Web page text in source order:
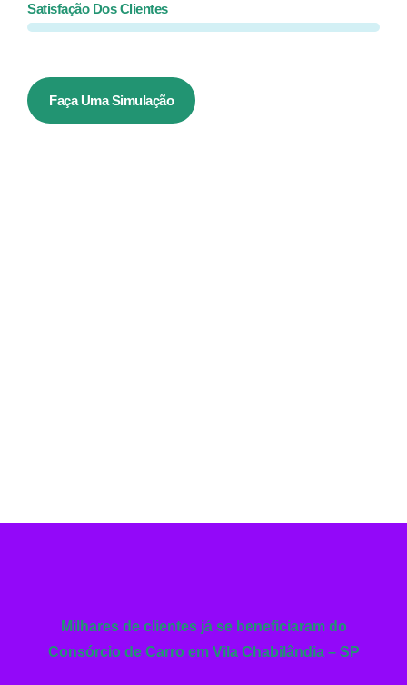
Satisfação Dos Clientes
Faça Uma Simulação
Milhares de clientes já se beneficiaram do
Consórcio de Carro em Vila Chabilândia – SP